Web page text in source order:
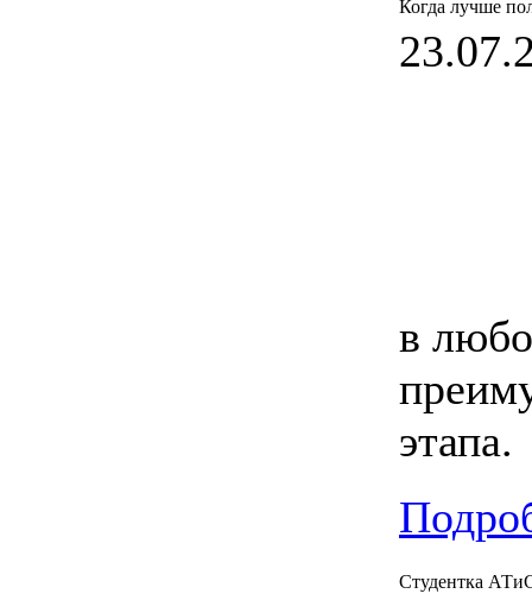
Когда лучше
в
этапа.
Студентка